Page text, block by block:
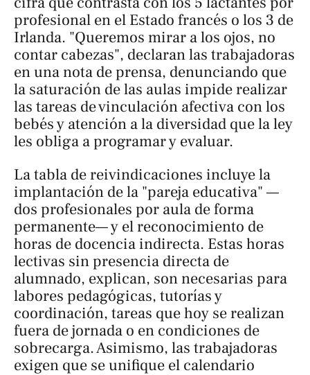
profesional en el Estado francés o los 3 de
Irlanda. "Queremos mirar a los ojos, no
contar cabezas", declaran las trabajadoras
en una nota de prensa, denunciando que
la saturación de las aulas impide realizar
las tareas de vinculación afectiva con los
bebés y atención a la diversidad que la ley
les obliga a programar y evaluar.
La tabla de reivindicaciones incluye la
implantación de la "pareja educativa" —
dos profesionales por aula de forma
permanente— y el reconocimiento de
horas de docencia indirecta. Estas horas
lectivas sin presencia directa de
alumnado, explican, son necesarias para
labores pedagógicas, tutorías y
coordinación, tareas que hoy se realizan
fuera de jornada o en condiciones de
sobrecarga. Asimismo, las trabajadoras
exigen que se unifique el calendario